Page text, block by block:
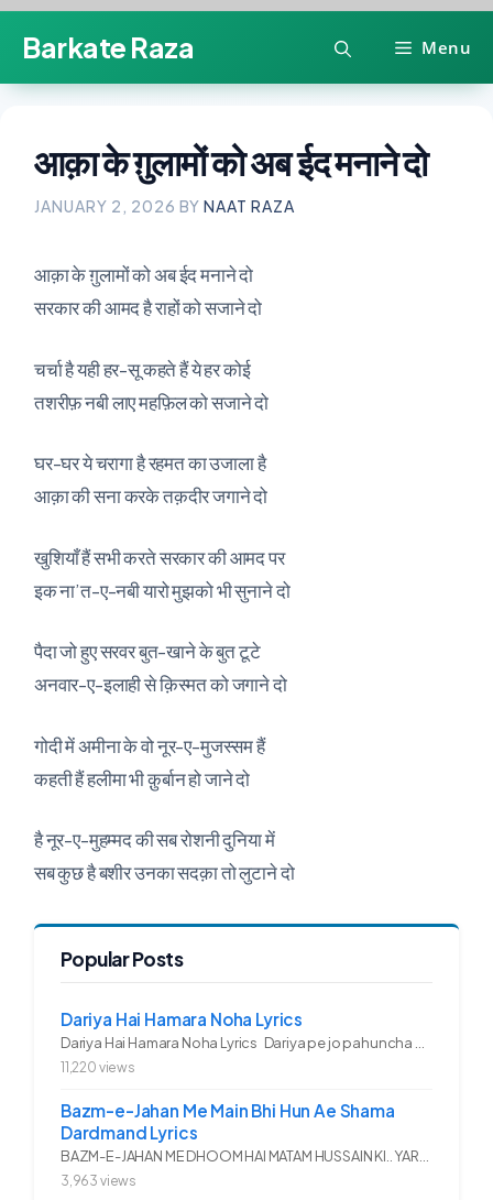
content
Barkate Raza Menu
आक़ा के ग़ुलामों को अब ईद मनाने दो
JANUARY 2, 2026 BY NAAT RAZA
आक़ा के ग़ुलामों को अब ईद मनाने दो
सरकार की आमद है राहों को सजाने दो
चर्चा है यही हर-सू कहते हैं ये हर कोई
तशरीफ़ नबी लाए महफ़िल को सजाने दो
घर-घर ये चरागा है रहमत का उजाला है
आक़ा की सना करके तक़दीर जगाने दो
खुशियाँ हैं सभी करते सरकार की आमद पर
इक ना’त-ए-नबी यारो मुझको भी सुनाने दो
पैदा जो हुए सरवर बुत-खाने के बुत टूटे
अनवार-ए-इलाही से क़िस्मत को जगाने दो
गोदी में अमीना के वो नूर-ए-मुजस्सम हैं
कहती हैं हलीमा भी क़ुर्बान हो जाने दो
है नूर-ए-मुहम्मद की सब रोशनी दुनिया में
सब कुछ है बशीर उनका सदक़ा तो लुटाने दो
Popular Posts
Dariya Hai Hamara Noha Lyrics
11,220 views
Bazm-e-Jahan Me Main Bhi Hun Ae Shama
Dardmand Lyrics
3,963 views